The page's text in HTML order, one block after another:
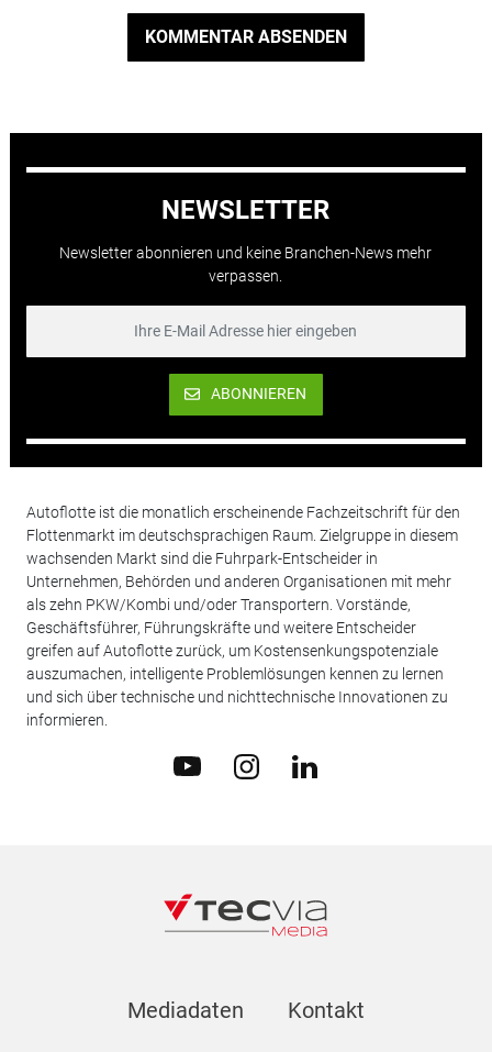
KOMMENTAR ABSENDEN
NEWSLETTER
Newsletter abonnieren und keine Branchen-News mehr
verpassen.
ABONNIEREN
Autoflotte ist die monatlich erscheinende Fachzeitschrift für den
Flottenmarkt im deutschsprachigen Raum. Zielgruppe in diesem
wachsenden Markt sind die Fuhrpark-Entscheider in
Unternehmen, Behörden und anderen Organisationen mit mehr
als zehn PKW/Kombi und/oder Transportern. Vorstände,
Geschäftsführer, Führungskräfte und weitere Entscheider
greifen auf Autoflotte zurück, um Kostensenkungspotenziale
auszumachen, intelligente Problemlösungen kennen zu lernen
und sich über technische und nichttechnische Innovationen zu
informieren.
Mediadaten Kontakt